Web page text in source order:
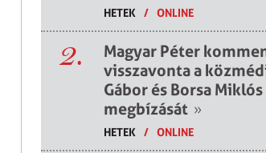
HETEK / ONLINE
2.
Magyar Péter
visszavonta a
Gábor és Borsa Miklós
megbízását »
HETEK / ONLINE